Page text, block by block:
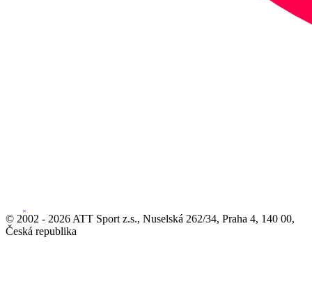
© 2002 - 2026 ATT Sport z.s., Nuselská 262/34, Praha 4, 140 00,
Česká republika